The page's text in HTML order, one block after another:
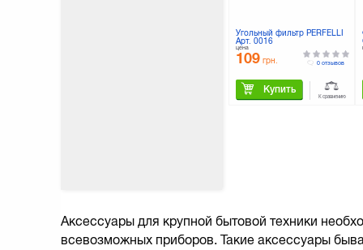
Угольный фильтр PERFELLI
Арт. 0016
цена
109 грн.
Купить
0 отзывов
К сравнению
Аксессуары для крупной бытовой техники
всевозможных приборов. Такие аксессуары